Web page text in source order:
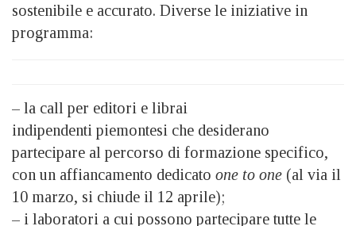
sostenibile e accurato. Diverse le iniziative in
programma:
– la call per editori e librai
indipendenti piemontesi che desiderano
partecipare al percorso di formazione specifico,
con un affiancamento dedicato one to one (al via il
10 marzo, si chiude il 12 aprile);
– i laboratori a cui possono partecipare tutte le